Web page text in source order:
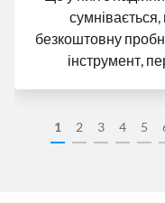
1 2 3 4 5
безкоштовну
інструмент,